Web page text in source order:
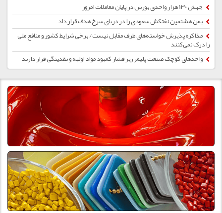
جهش 130 هزار واحدی بورس در پایان معاملات امروز
یمن هشتمین نفتکش سعودی را در دریای سرخ هدف قرار داد
مذاکره پذیرش خواسته‌های طرف مقابل نیست/ برخی شرایط کشور و منافع ملی
را درک نمی‌کنند
واحدهای کوچک صنعت پلیمر زیر فشار کمبود مواد اولیه و نقدینگی قرار دارند